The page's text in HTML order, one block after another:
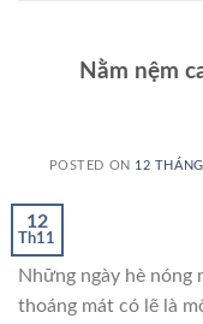
Nằm nệm
POSTED ON 12
12
Th11
Những ngày hè nóng
thoáng mát có lẽ là